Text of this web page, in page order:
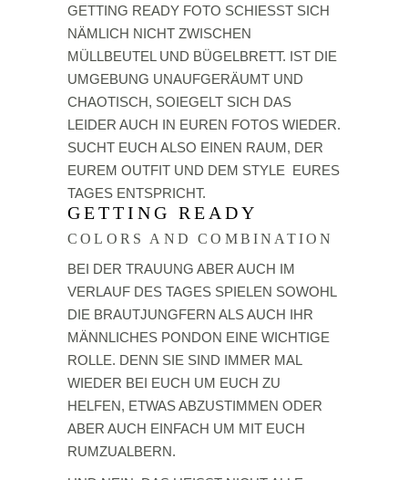
GETTING READY FOTO SCHIESST SICH
NÄMLICH NICHT ZWISCHEN
MÜLLBEUTEL UND BÜGELBRETT. IST DIE
UMGEBUNG UNAUFGERÄUMT UND
CHAOTISCH, SOIEGELT SICH DAS
LEIDER AUCH IN EUREN FOTOS WIEDER.
SUCHT EUCH ALSO EINEN RAUM, DER
EUREM OUTFIT UND DEM STYLE EURES
TAGES ENTSPRICHT.
GETTING READY
COLORS AND COMBINATION
BEI DER TRAUUNG ABER AUCH IM
VERLAUF DES TAGES SPIELEN SOWOHL
DIE BRAUTJUNGFERN ALS AUCH IHR
MÄNNLICHES PONDON EINE WICHTIGE
ROLLE. DENN SIE SIND IMMER MAL
WIEDER BEI EUCH UM EUCH ZU
HELFEN, ETWAS ABZUSTIMMEN ODER
ABER AUCH EINFACH UM MIT EUCH
RUMZUALBERN.